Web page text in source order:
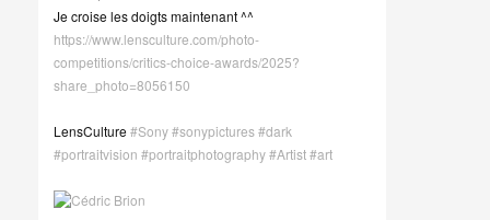
Je croise les doigts maintenant ^^
https://www.lensculture.com/photo-
competitions/critics-choice-awards/2025?
share_photo=8056150
LensCulture#Sony#sonypictures#dark
#portraitvision #portraitphotography#Artist#art